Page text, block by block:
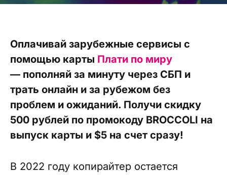
Оплачивай зарубежные сервисы с
помощью карты Плати по миру
— пополняй за минуту через СБП и
трать онлайн и за рубежом без
проблем и ожиданий. Получи скидку
500 рублей по промокоду BROCCOLI на
выпуск карты и $5 на счет сразу!
В 2022 году копирайтер остается